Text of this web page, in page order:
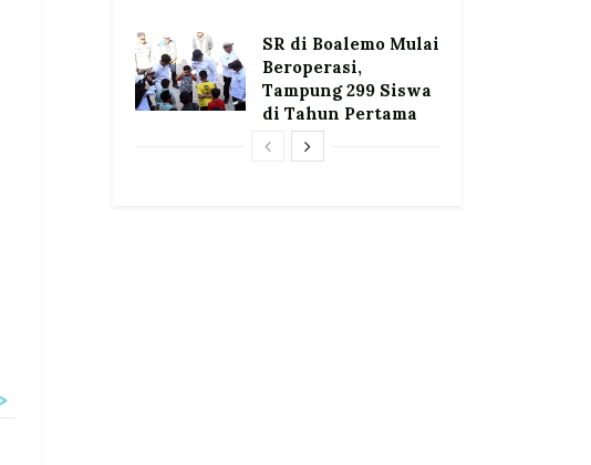
SR di Boalemo Mulai
Beroperasi,
Tampung 299 Siswa
di Tahun Pertama